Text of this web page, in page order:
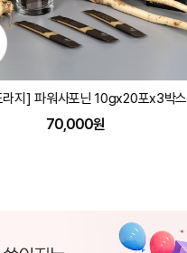
라지] 파워사포닌 10gx20포x3박스
70,000원